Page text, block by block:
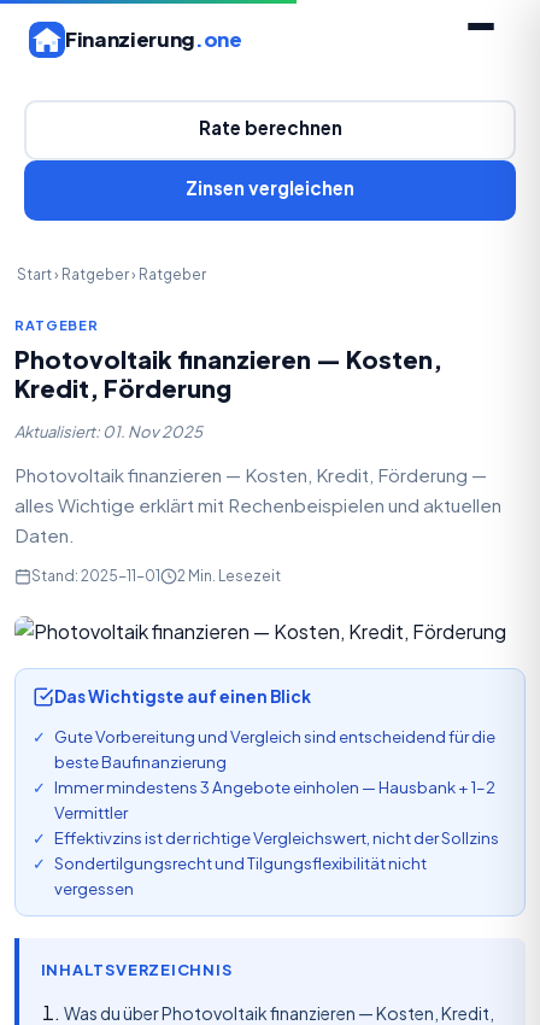
Finanzierung.one
Rate berechnen
Zinsen vergleichen
Start› Ratgeber› Ratgeber
RATGEBER
Photovoltaik finanzieren — Kosten,
Kredit, Förderung
Aktualisiert: 01. Nov 2025
Photovoltaik finanzieren — Kosten, Kredit, Förderung —
alles Wichtige erklärt mit Rechenbeispielen und aktuellen
Daten.
Stand: 2025-11-01 2 Min. Lesezeit
Das Wichtigste auf einen Blick
Gute Vorbereitung und Vergleich sind entscheidend für die
beste Baufinanzierung
Immer mindestens 3 Angebote einholen — Hausbank + 1–2
Vermittler
Effektivzins ist der richtige Vergleichswert, nicht der Sollzins
Sondertilgungsrecht und Tilgungsflexibilität nicht
vergessen
INHALTSVERZEICHNIS
Was du über Photovoltaik finanzieren — Kosten, Kredit,